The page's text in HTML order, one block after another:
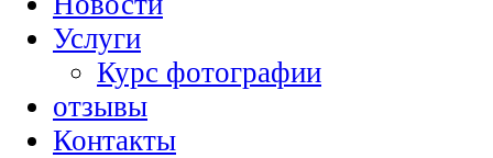
Услуги
Курс фотографии
отзывы
Контакты